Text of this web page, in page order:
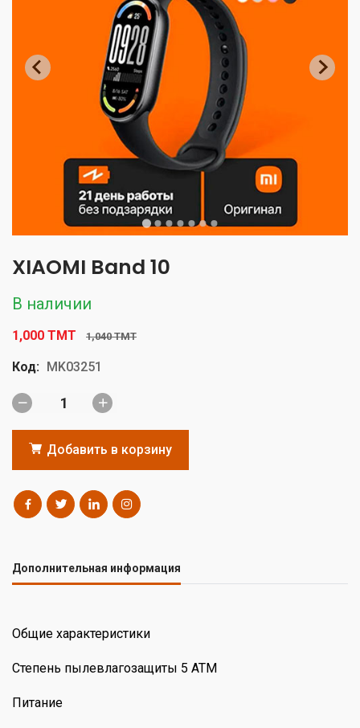
XIAOMI Band 10
В наличии
1,000 TMT 1,040 TMT
Код: MK03251
Добавить в корзину
Дополнительная информация
Общие характеристики
Степень пылевлагозащиты 5 ATM
Питание